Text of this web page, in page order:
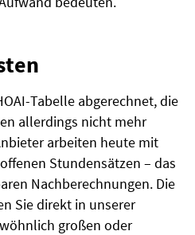
Tabelle abgerechnet, die
allerdings nicht mehr
arbeiten heute mit
Stundensätzen – das
Nachberechnungen. Die
Sie direkt in unserer
großen oder